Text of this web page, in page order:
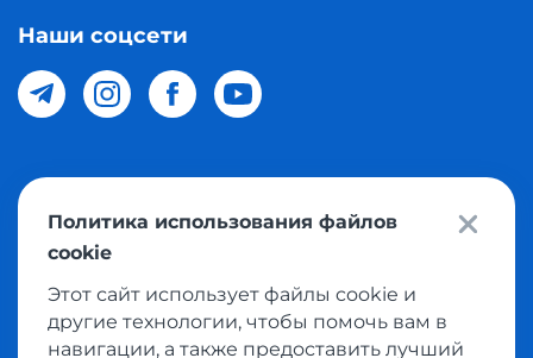
Наши соцсети
© 2026 Meest Shopping доставка покупок с интернет
магазинов мира в Узбекистан. Все права защищены
Политика конфиденциальности
Политика использования файлов
cookie
Этот сайт использует файлы cookie и
другие технологии, чтобы помочь вам в
навигации, а также предоставить лучший